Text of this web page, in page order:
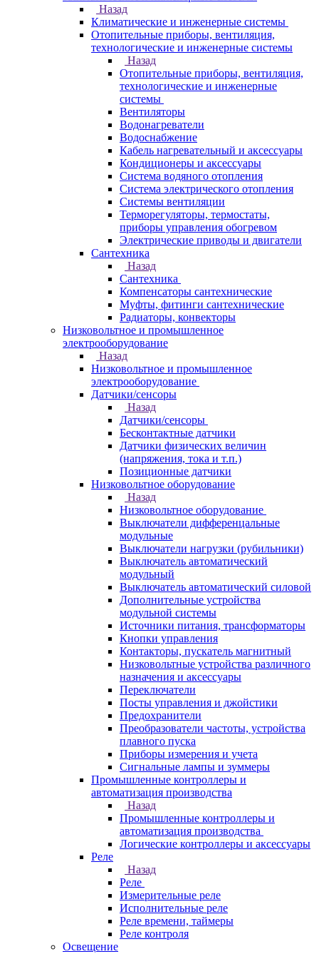
Назад
Климатические и инженерные системы
Отопительные приборы, вентиляция,
технологические и инженерные системы
Назад
Отопительные приборы, вентиляция,
технологические и инженерные
системы
Вентиляторы
Водонагреватели
Водоснабжение
Кабель нагревательный и аксессуары
Кондиционеры и аксессуары
Система водяного отопления
Система электрического отопления
Системы вентиляции
Терморегуляторы, термостаты,
приборы управления обогревом
Электрические приводы и двигатели
Сантехника
Назад
Сантехника
Компенсаторы сантехнические
Муфты, фитинги сантехнические
Радиаторы, конвекторы
Низковольтное и промышленное
электрооборудование
Назад
Низковольтное и промышленное
электрооборудование
Датчики/сенсоры
Назад
Датчики/сенсоры
Бесконтактные датчики
Датчики физических величин
(напряжения, тока и т.п.)
Позиционные датчики
Низковольтное оборудование
Назад
Низковольтное оборудование
Выключатели дифференцальные
модульные
Выключатели нагрузки (рубильники)
Выключатель автоматический
модульный
Выключатель автоматический силовой
Дополнительные устройства
модульной системы
Источники питания, трансформаторы
Кнопки управления
Контакторы, пускатель магнитный
Низковольтные устройства различного
назначения и аксессуары
Переключатели
Посты управления и джойстики
Предохранители
Преобразователи частоты, устройства
плавного пуска
Приборы измерения и учета
Сигнальные лампы и зуммеры
Промышленные контроллеры и
автоматизация производства
Назад
Промышленные контроллеры и
автоматизация производства
Логические контроллеры и аксессуары
Реле
Назад
Реле
Измерительные реле
Исполнительные реле
Реле времени, таймеры
Реле контроля
Освещение